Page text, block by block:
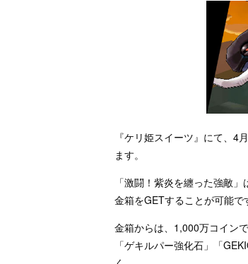
『ケリ姫スイーツ』にて、4
ます。
「激闘！紫炎を纏った強敵
金箱をGETすることが可能で
金箱からは、1,000万コイン
「ゲキルパー強化石」「